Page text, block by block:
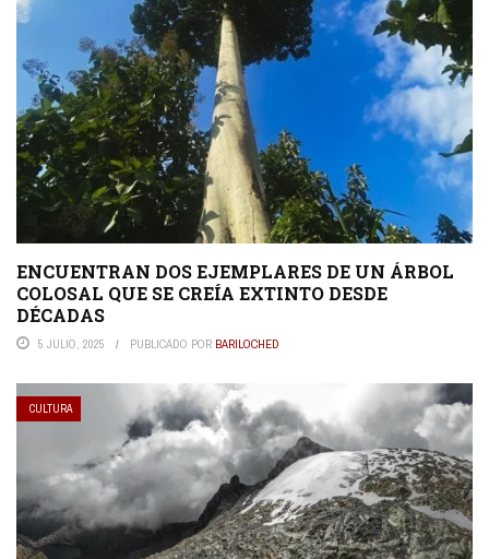
ENCUENTRAN DOS EJEMPLARES DE UN ÁRBOL
COLOSAL QUE SE CREÍA EXTINTO DESDE
DÉCADAS
5 JULIO, 2025 PUBLICADO POR BARILOCHED
CULTURA